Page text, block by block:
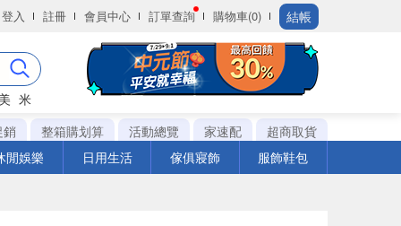
登入 註冊 會員中心 訂單查詢 購物車(0) 結帳
米
銷
整箱購划算 活動總覽 家速配
超商取貨
閒娛樂
日用生活 傢俱寢飾 服飾鞋包